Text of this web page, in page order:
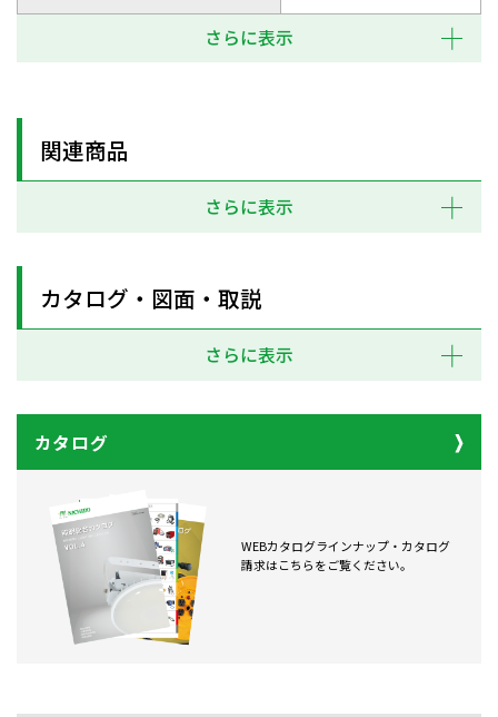
さらに表示
関連商品
さらに表示
カタログ・図面・取説
さらに表示
カタログ
WEBカタログラインナップ・カタログ
請求はこちらをご覧ください。